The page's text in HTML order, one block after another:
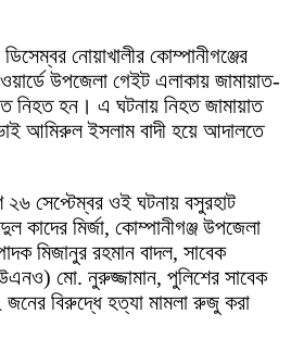
নোয়াখালীর কোম্পানীগঞ্জের
উপজেলা গেইট এলাকায় জামায়াত-
নিহত হন। এ ঘটনায় নিহত জামায়াত
আমিরুল ইসলাম বাদী হয়ে আদালতে
২৬ সেপ্টেম্বর ওই ঘটনায় বসুরহাট
কাদের মির্জা, কোম্পানীগঞ্জ উপজেলা
মিজানুর রহমান বাদল, সাবেক
মো. নুরুজ্জামান, পুলিশের সাবেক
বিরুদ্ধে হত্যা মামলা রুজু করা